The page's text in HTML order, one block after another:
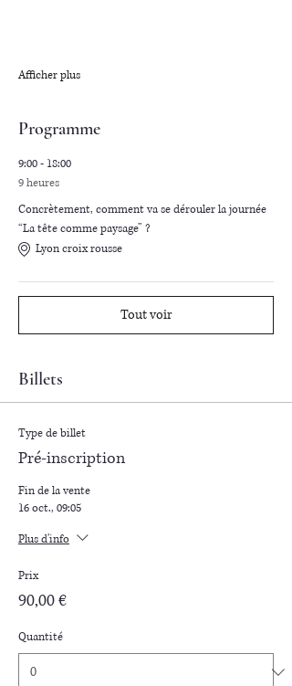
Afficher plus
Programme
9:00 - 18:00
9 heures
Concrètement, comment va se dérouler la journée
“La tête comme paysage” ?
Lyon croix rousse
Tout voir
Billets
Type de billet
Pré-inscription
Fin de la vente
16 oct., 09:05
Plus d'info
Prix
90,00 €
Quantité